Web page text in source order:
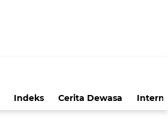
Indeks Cerita Dewasa